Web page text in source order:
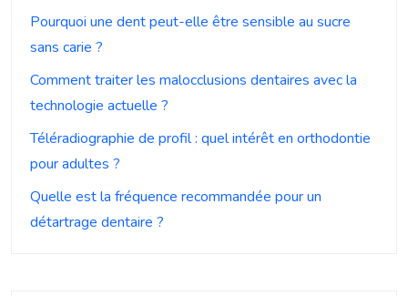
Pourquoi une dent peut-elle être sensible au sucre
sans carie ?
Comment traiter les malocclusions dentaires avec la
technologie actuelle ?
Téléradiographie de profil : quel intérêt en orthodontie
pour adultes ?
Quelle est la fréquence recommandée pour un
détartrage dentaire ?